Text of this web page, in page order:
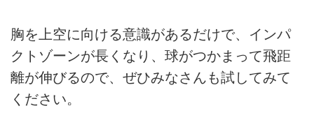
胸を上空に向ける意識があるだけで、インパ
クトゾーンが長くなり、球がつかまって飛距
離が伸びるので、ぜひみなさんも試してみて
ください。